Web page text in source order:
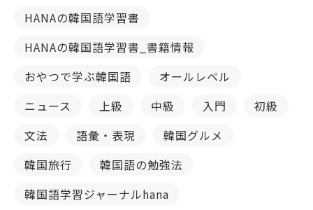
HANAの韓国語学習書
HANAの韓国語学習書_書籍情報
おやつで学ぶ韓国語
オールレベル
ニュース
上級 中級 入門
初級
文法
語彙・表現
韓国グルメ
韓国旅行
韓国語の勉強法
韓国語学習ジャーナルhana